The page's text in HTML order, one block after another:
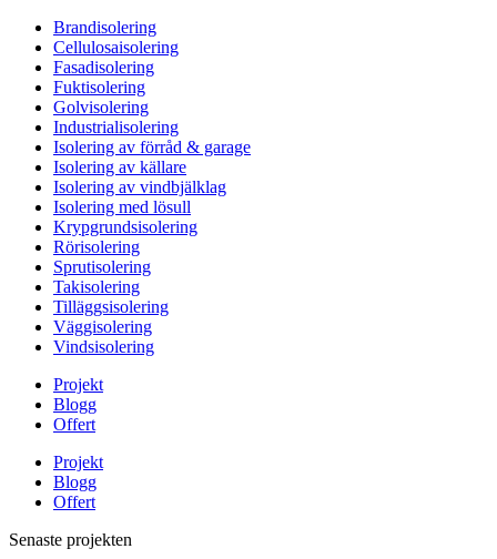
Brandisolering
Cellulosaisolering
Fasadisolering
Fuktisolering
Golvisolering
Industrialisolering
Isolering av förråd & garage
Isolering av källare
Isolering av vindbjälklag
Isolering med lösull
Krypgrundsisolering
Rörisolering
Sprutisolering
Takisolering
Tilläggsisolering
Väggisolering
Vindsisolering
Projekt
Blogg
Offert
Projekt
Blogg
Offert
Senaste projekten